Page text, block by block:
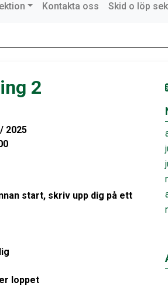
Kontakta oss Skid o löp
2
start, skriv upp dig på ett
loppet